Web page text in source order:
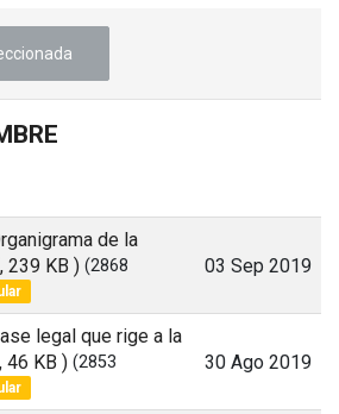
de la
239 KB ) (2868
03 Sep 2019
legal que rige a la
46 KB ) (2853
30 Ago 2019